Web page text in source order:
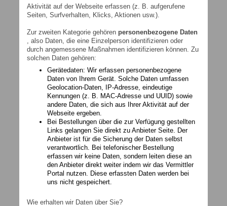
Aktivität auf der Webseite erfassen (z. B. aufgerufene
Seiten, Surfverhalten, Klicks, Aktionen usw.).
Zur zweiten Kategorie gehören personenbezogene Daten
, also Daten, die eine Einzelperson identifizieren oder
durch angemessene Maßnahmen identifizieren können. Zu
solchen Daten gehören:
Gerätedaten: Wir erfassen personenbezogene
Daten von Ihrem Gerät. Solche Daten umfassen
Geolocation-Daten, IP-Adresse, eindeutige
Kennungen (z. B. MAC-Adresse und UUID) sowie
andere Daten, die sich aus Ihrer Aktivität auf der
Webseite ergeben.
Bei Bestellungen über die zur Verfügung gestellten
Links gelangen Sie direkt zu Anbieter Seite. Der
Anbieter ist für die Sicherung der Daten selbst
verantwortlich. Bei telefonischer Bestellung
erfassen wir keine Daten, sondern leiten diese an
den Anbieter direkt weiter indem wir das Vermittler
Portal nutzen. Diese erfassten Daten werden bei
uns nicht gespeichert.
Wie erhalten wir Daten über Sie?